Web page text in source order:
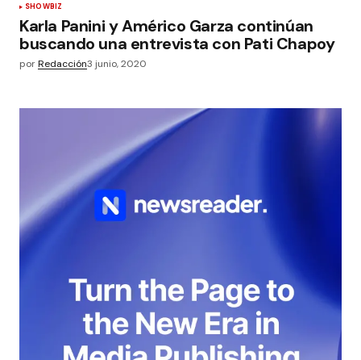
SHOWBIZ
Karla Panini y Américo Garza continúan
buscando una entrevista con Pati Chapoy
porRedacción3 junio, 2020